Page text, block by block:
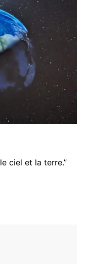
ciel et la terre.”